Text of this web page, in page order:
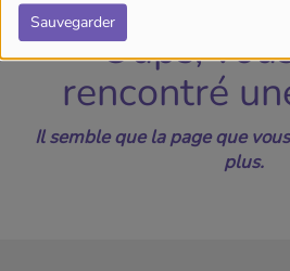
Sauvegarder
Oups,
rencontré
Il semble que la page que
plus.